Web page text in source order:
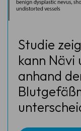
Studie
kann Nävi
anhand